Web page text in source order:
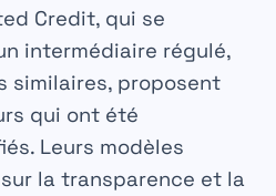
Credit, qui se
intermédiaire régulé,
similaires, proposent
qui ont été
Leurs modèles
la transparence et la